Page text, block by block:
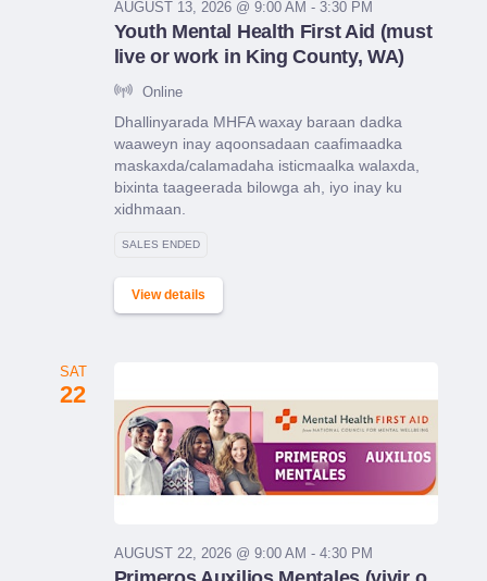
AUGUST 13, 2026 @ 9:00 AM - 3:30 PM
Youth Mental Health First Aid (must
live or work in King County, WA)
Online
Dhallinyarada MHFA waxay baraan dadka
waaweyn inay aqoonsadaan caafimaadka
maskaxda/calamadaha isticmaalka walaxda,
bixinta taageerada bilowga ah, iyo inay ku
xidhmaan.
SALES ENDED
View details
SAT
22
AUGUST 22, 2026 @ 9:00 AM - 4:30 PM